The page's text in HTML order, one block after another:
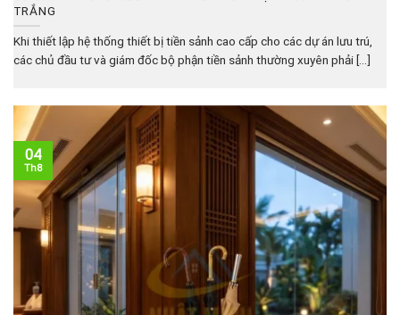
TRẮNG
Khi thiết lập hệ thống thiết bị tiền sảnh cao cấp cho các dự án lưu trú,
các chủ đầu tư và giám đốc bộ phận tiền sảnh thường xuyên phải [...]
04
Th8